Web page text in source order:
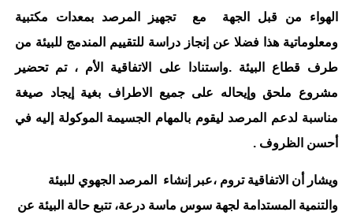
الهواء من قبل الجهة مع تجهيز المرصد بمعدات مكتبية
ومعلوماتية هذا فضلا عن إنجاز دراسة للتقييم المندمج للبيئة من
طرف قطاع البيئة .واستنادا على الاتفاقية الأم ، تم تحضير
مشروع ملحق وإيحاله على جميع الاطراف بغية إيجاد صيغة
مناسبة لدعم المرصد ليقوم بالمهام الجسيمة الموكولة إليه في
أحسن الظروف .
ويشار أن الاتفاقية تروم ،عبر إنشاء المرصد الجهوي للبيئة
والتنمية المستدامة لجهة سوس ماسة درعة، تتبع حالة البيئة عن